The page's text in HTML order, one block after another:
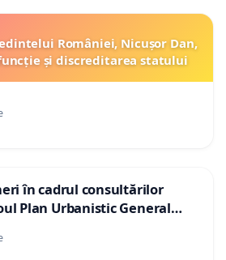
României, Nicușor Dan,
și discreditarea statului
în cadrul consultărilor
Plan Urbanistic General